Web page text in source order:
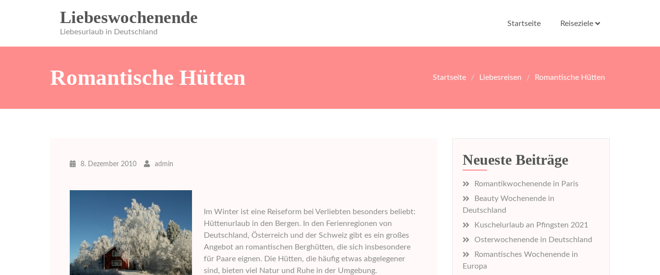
Liebeswochenende
Liebesurlaub in Deutschland
Startseite Reiseziele
Romantische Hütten Startseite Liebesreisen Romantische Hütten
8. Dezember 2010 admin
Im Winter ist eine Reiseform bei Verliebten besonders beliebt:
Hüttenurlaub in den Bergen. In den Ferienregionen von
Deutschland, Österreich und der Schweiz gibt es ein großes
Angebot an romantischen Berghütten, die sich insbesondere
für Paare eignen. Die Hütten, die häufig etwas abgelegener
sind, bieten viel Natur und Ruhe in der Umgebung.
Neueste Beiträge
Romantikwochenende in Paris
Beauty Wochenende in
Deutschland
Kuschelurlaub an Pfingsten 2021
Osterwochenende in Deutschland
Romantisches Wochenende in
Europa